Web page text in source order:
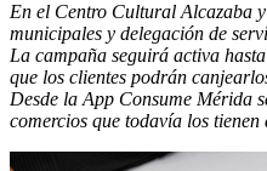
En el Centro Cultural Alcazaba
municipales y delegación de
La campaña seguirá activa
que los clientes podrán
Desde la App Consume Mérida
comercios que todavía los tienen